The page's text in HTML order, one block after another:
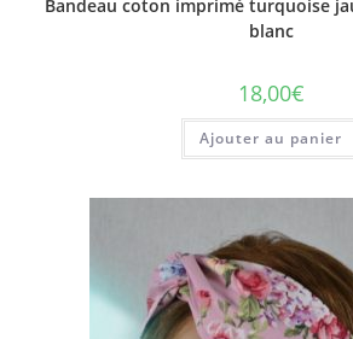
Bandeau coton imprimé turquoise
blanc
18,00€
Ajouter au panier